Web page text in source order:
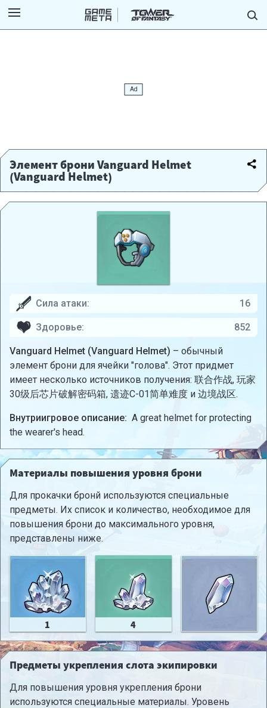
Элемент брони Vanguard Helmet
(Vanguard Helmet)
Сила атаки: 16
Здоровье: 852
Vanguard Helmet (Vanguard Helmet) – обычный
элемент брони для ячейки "голова". Этот придмет
имеет несколько источников получения: 联合作战, 玩家
30级后芯片破解密码箱, 遗迹C-01简单难度 и 边境战区.
Внутриигровое описание: A great helmet for protecting
the wearer's head.
Материалы повышения уровня брони
Для прокачки бронй используются специальные
предметы. Их список и количество, необходимое для
повышения брони до максимального уровня,
представлены ниже.
1 4
Предметы укрепления слота экипировки
Для повышения уровня укрепления брони
используются специальные материалы. Уровень